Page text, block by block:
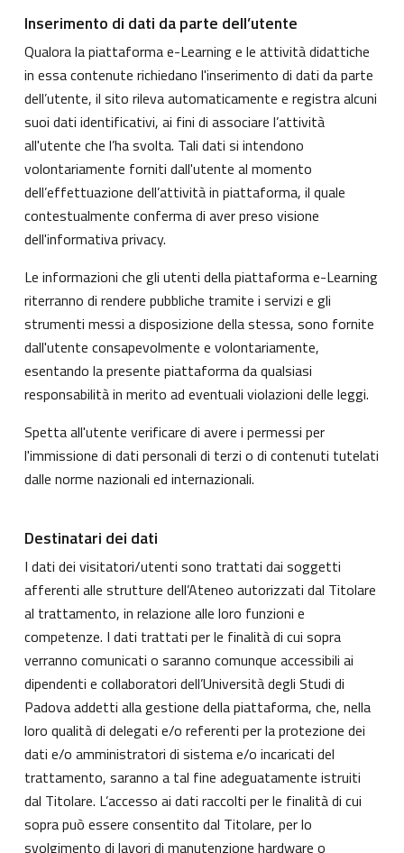
Inserimento di dati da parte dell’utente
Qualora la piattaforma e-Learning e le attività didattiche
in essa contenute richiedano l'inserimento di dati da parte
dell’utente, il sito rileva automaticamente e registra alcuni
suoi dati identificativi, ai fini di associare l’attività
all'utente che l’ha svolta. Tali dati si intendono
volontariamente forniti dall'utente al momento
dell’effettuazione dell’attività in piattaforma, il quale
contestualmente conferma di aver preso visione
dell'informativa privacy.
Le informazioni che gli utenti della piattaforma e-Learning
riterranno di rendere pubbliche tramite i servizi e gli
strumenti messi a disposizione della stessa, sono fornite
dall'utente consapevolmente e volontariamente,
esentando la presente piattaforma da qualsiasi
responsabilità in merito ad eventuali violazioni delle leggi.
Spetta all'utente verificare di avere i permessi per
l'immissione di dati personali di terzi o di contenuti tutelati
dalle norme nazionali ed internazionali.
Destinatari dei dati
I dati dei visitatori/utenti sono trattati dai soggetti
afferenti alle strutture dell’Ateneo autorizzati dal Titolare
al trattamento, in relazione alle loro funzioni e
competenze. I dati trattati per le finalità di cui sopra
verranno comunicati o saranno comunque accessibili ai
dipendenti e collaboratori dell’Università degli Studi di
Padova addetti alla gestione della piattaforma, che, nella
loro qualità di delegati e/o referenti per la protezione dei
dati e/o amministratori di sistema e/o incaricati del
trattamento, saranno a tal fine adeguatamente istruiti
dal Titolare. L’accesso ai dati raccolti per le finalità di cui
sopra può essere consentito dal Titolare, per lo
svolgimento di lavori di manutenzione hardware o